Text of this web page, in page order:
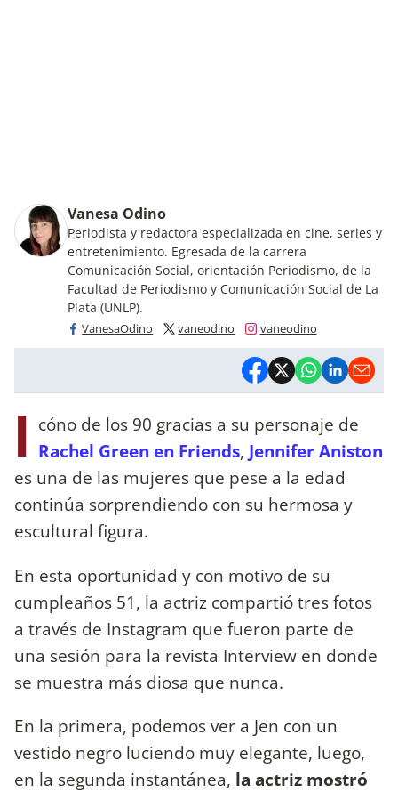
Vanesa Odino
Periodista y redactora especializada en cine, series y
entretenimiento. Egresada de la carrera
Comunicación Social, orientación Periodismo, de la
Facultad de Periodismo y Comunicación Social de La
Plata (UNLP).
VanesaOdino vaneodino vaneodino
I cóno de los 90 gracias a su personaje de
Rachel Green en Friends, Jennifer Aniston
es una de las mujeres que pese a la edad
continúa sorprendiendo con su hermosa y
escultural figura.
En esta oportunidad y con motivo de su
cumpleaños 51, la actriz compartió tres fotos
a través de Instagram que fueron parte de
una sesión para la revista Interview en donde
se muestra más diosa que nunca.
En la primera, podemos ver a Jen con un
vestido negro luciendo muy elegante, luego,
en la segunda instantánea, la actriz mostró